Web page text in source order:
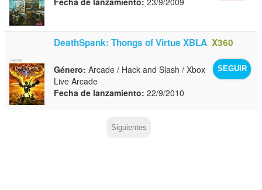
DeathSpank: Thongs of Virtue XBLA X360
SEGUIR
Género: Arcade / Hack and Slash / Xbox
Live Arcade
Fecha de lanzamiento: 22/9/2010
Siguientes